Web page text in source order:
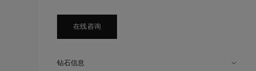
在线咨询
钻石信息